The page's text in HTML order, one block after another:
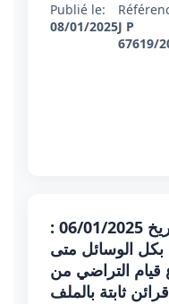
Publié le:
08/01/2025J P
67619/
قرار تعقيبي عدد 67659 بتاريخ 06/01/2025 :
بكل الوسائل متى
التراضي من
قرائن ثابتة بالملف